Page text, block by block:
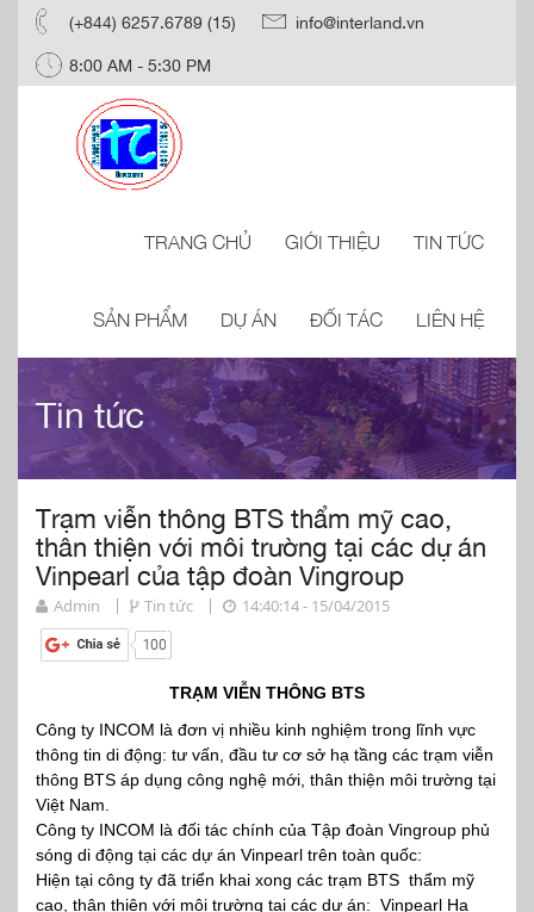
(+844) 6257.6789 (15)
info@interland.vn
8:00 AM - 5:30 PM
TRANG CHỦ GIỚI THIỆU TIN TỨC
SẢN PHẨM DỰ ÁN ĐỐI TÁC LIÊN HỆ
Tin tức
Trạm viễn thông BTS thẩm mỹ cao,
thân thiện với môi trường tại các dự án
Vinpearl của tập đoàn Vingroup
Admin Tin tức 14:40:14 - 15/04/2015
TRẠM VIỄN THÔNG BTS
Công ty INCOM là đơn vị nhiều kinh nghiệm trong lĩnh vực
thông tin di động: tư vấn, đầu tư cơ sở hạ tầng các trạm viễn
thông BTS áp dụng công nghệ mới, thân thiện môi trường tại
Việt Nam.
Công ty INCOM là đối tác chính của Tập đoàn Vingroup phủ
sóng di động tại các dự án Vinpearl trên toàn quốc:
Hiện tại công ty đã triển khai xong các trạm BTS thẩm mỹ
cao, thân thiện với môi trường tại các dự án: Vinpearl Hạ